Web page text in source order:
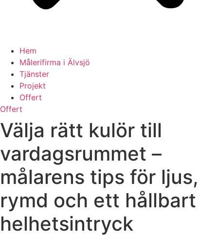
Hem
Målerifirma i Älvsjö
Tjänster
Projekt
Offert
Offert
Välja rätt kulör till
vardagsrummet –
målarens tips för ljus,
rymd och ett hållbart
helhetsintryck